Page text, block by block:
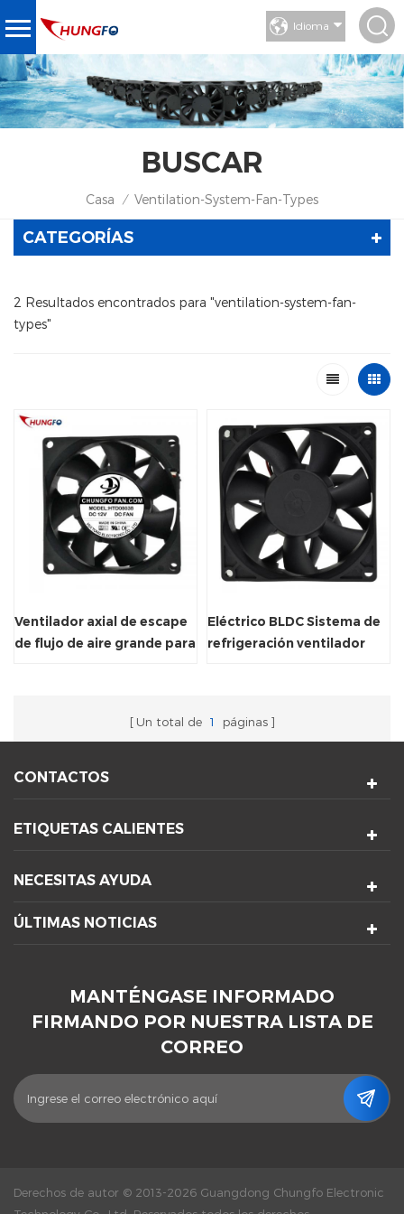
Idioma
BUSCAR
Casa / Ventilation-System-Fan-Types
CATEGORÍAS
2 Resultados encontrados para "ventilation-system-fan-
types"
Ventilador axial de escape
de flujo de aire grande para
Eléctrico BLDC Sistema de
refrigeración ventilador
Un total de 1 páginas
CONTACTOS
ETIQUETAS CALIENTES
NECESITAS AYUDA
ÚLTIMAS NOTICIAS
MANTÉNGASE INFORMADO
FIRMANDO POR NUESTRA LISTA DE
CORREO
Derechos de autor © 2013-2026 Guangdong Chungfo Electronic